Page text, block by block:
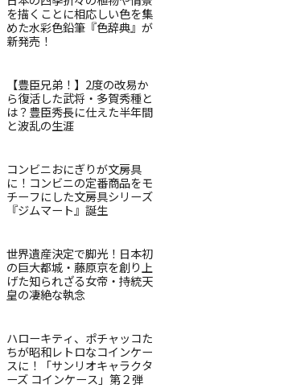
を描くことに相応しい色を集
めた水彩色鉛筆『色辞典』が
新発売！
【豊臣兄弟！】2度の改易か
ら復活した武将・多賀秀種と
は？豊臣秀長に仕えた半年間
と波乱の生涯
コンビニおにぎりが文房具
に！コンビニの定番商品をモ
チーフにした文房具シリーズ
『ジムマート』誕生
世界遺産決定で脚光！日本初
の巨大都城・藤原京を創り上
げた知られざる女帝・持統天
皇の凄絶な執念
ハローキティ、ポチャッコた
ちが昭和レトロなコインケー
スに！「サンリオキャラクタ
ーズ コインケース」第２弾